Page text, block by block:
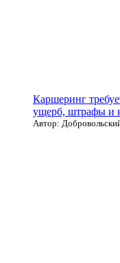
Каршеринг
ущерб, штрафы и
Автор: